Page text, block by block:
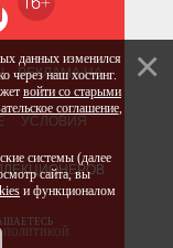
РЕКЛАМА НА
УСЛОВИЯ
ПОЛИТИКОЙ
данных изменился
через наш хостинг.
войти со старыми
соглашение,
системы (далее
сайта, вы
и функционалом